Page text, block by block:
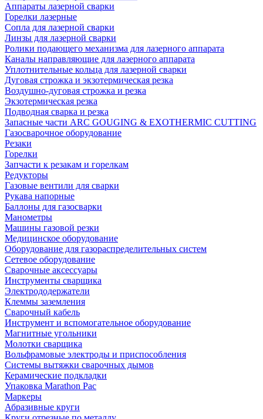
Аппараты лазерной сварки
Горелки лазерные
Сопла для лазерной сварки
Линзы для лазерной сварки
Ролики подающего механизма для лазерного аппарата
Каналы направляющие для лазерного аппарата
Уплотнительные кольца для лазерной сварки
Дуговая строжка и экзотермическая резка
Воздушно-дуговая строжка и резка
Экзотермическая резка
Подводная сварка и резка
Запасные части ARC GOUGING & EXOTHERMIC CUTTING
Газосварочное оборудование
Резаки
Горелки
Запчасти к резакам и горелкам
Редукторы
Газовые вентили для сварки
Рукава напорные
Баллоны для газосварки
Манометры
Машины газовой резки
Медицинское оборудование
Оборудование для газораспределительных систем
Сетевое оборудование
Сварочные аксессуары
Инструменты сварщика
Электрододержатели
Клеммы заземления
Сварочный кабель
Инструмент и вспомогательное оборудование
Магнитные угольники
Молотки сварщика
Вольфрамовые электроды и приспособления
Системы вытяжки сварочных дымов
Керамические подкладки
Упаковка Marathon Pac
Маркеры
Абразивные круги